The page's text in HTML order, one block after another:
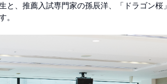
と、推薦入試専門家の孫辰洋、「ドラゴン桜
。